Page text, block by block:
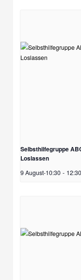
Selbsthilfegruppe
Loslassen
9 August-10:30 - 12:30